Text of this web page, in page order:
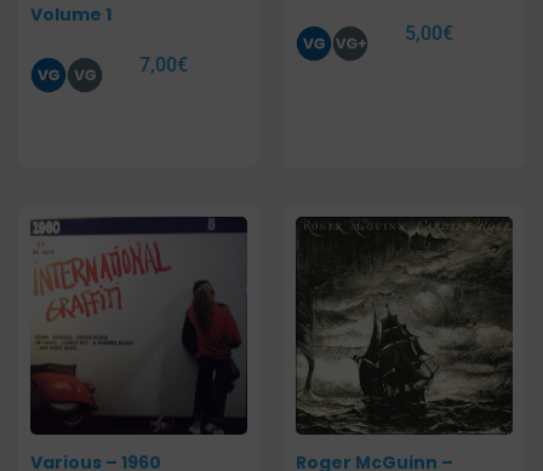
Volume 1
7,00€
5,00€
Various – 1960 Roger McGuinn –